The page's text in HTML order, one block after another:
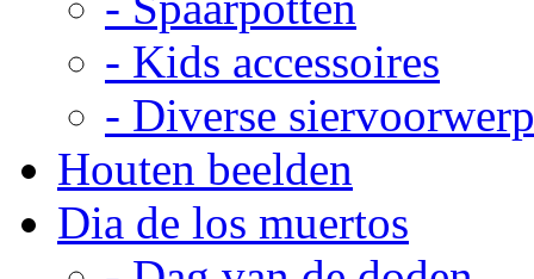
- Kids accessoires
- Diverse
Houten beelden
Dia de los muertos